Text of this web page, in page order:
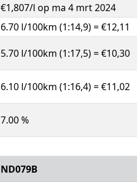
€1,807/l op ma 4 mrt 2024
6.70 l/100km (1:14,9) = €12,11
5.70 l/100km (1:17,5) = €10,30
6.10 l/100km (1:16,4) = €11,02
7.00 %
ND079B